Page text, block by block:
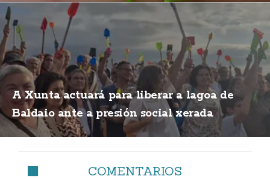
A Xunta actuará para liberar a lagoa de
Baldaio ante a presión social xerada
COMENTARIOS